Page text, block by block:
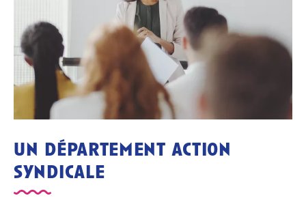
un département action
syndicale